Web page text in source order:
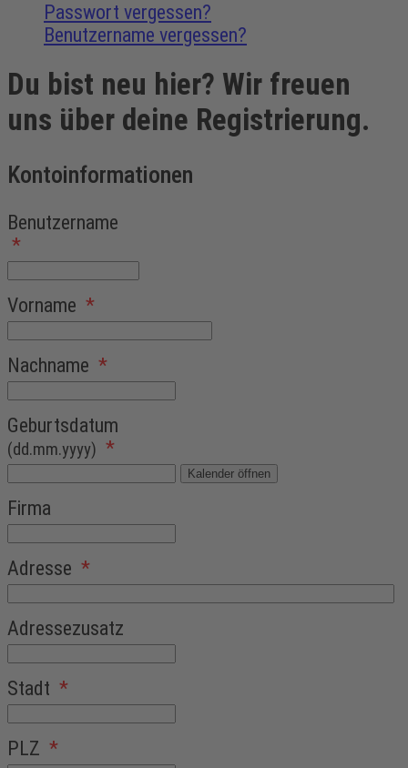
Passwort vergessen?
Benutzername vergessen?
Du bist neu hier? Wir freuen
uns über deine Registrierung.
Kontoinformationen
Benutzername
*
Vorname *
Nachname *
Geburtsdatum
(dd.mm.yyyy) *
Kalender öffnen
Firma
Adresse *
Adressezusatz
Stadt *
PLZ *